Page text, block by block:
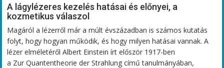
A lágylézeres kezelés hatásai és előnyei, a
kozmetikus válaszol
Magáról a lézerről már a múlt évszázadban is számos kutatás
folyt, hogy hogyan működik, és hogy milyen hatásai vannak. A
lézer elméletéről Albert Einstein írt először 1917-ben
a Zur Quantentheorie der Strahlung című tanulmányában,